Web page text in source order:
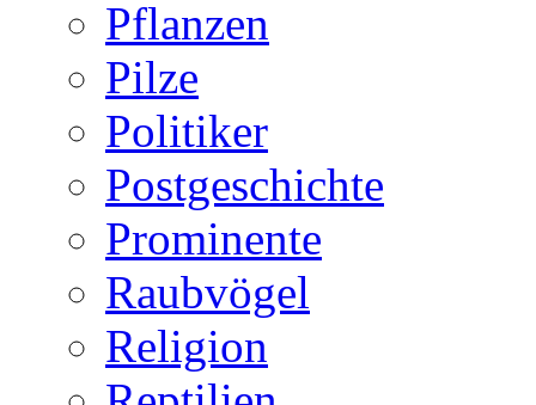
Pflanzen
Pilze
Politiker
Postgeschichte
Prominente
Raubvögel
Religion